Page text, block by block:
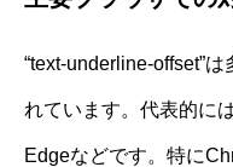
“text-underline-offset”
れています。代表的に
Edgeなどです。特に